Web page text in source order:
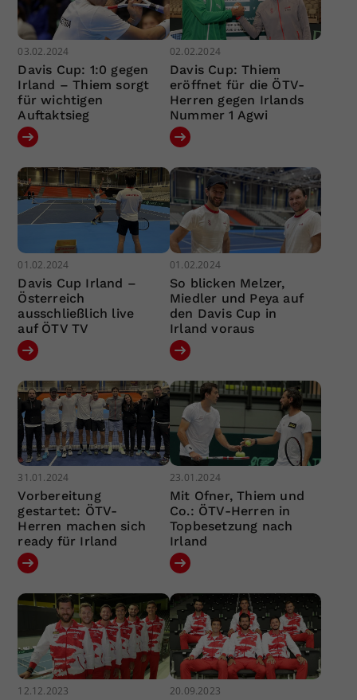
03.02.2024
Davis Cup: 1:0 gegen
Irland – Thiem sorgt
für wichtigen
Auftaktsieg
02.02.2024
Davis Cup: Thiem
eröffnet für die ÖTV-
Herren gegen Irlands
Nummer 1 Agwi
01.02.2024
Davis Cup Irland –
Österreich
ausschließlich live
auf ÖTV TV
01.02.2024
So blicken Melzer,
Miedler und Peya auf
den Davis Cup in
Irland voraus
31.01.2024
Vorbereitung
gestartet: ÖTV-
Herren machen sich
ready für Irland
23.01.2024
Mit Ofner, Thiem und
Co.: ÖTV-Herren in
Topbesetzung nach
Irland
12.12.2023 20.09.2023